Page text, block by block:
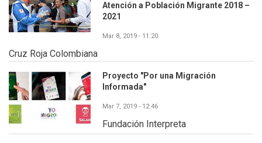
Atención a Población Migrante 2018 –
2021
Mar 8, 2019 - 11:20
Cruz Roja Colombiana
Proyecto "Por una Migración
Informada"
Mar 7, 2019 - 12:46
Fundación Interpreta